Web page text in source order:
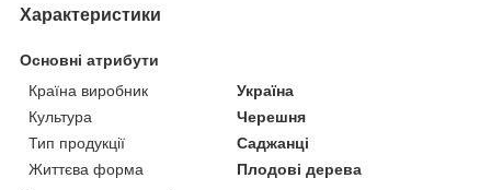
Характеристики
Основні атрибути
Країна виробник
Україна
Культура
Черешня
Тип продукції
Саджанці
Життєва форма
Плодові дерева